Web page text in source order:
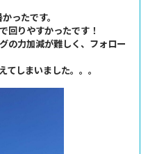
ったです。
回りやすかったです！
の力加減が難しく、フォロー
てしまいました。。。